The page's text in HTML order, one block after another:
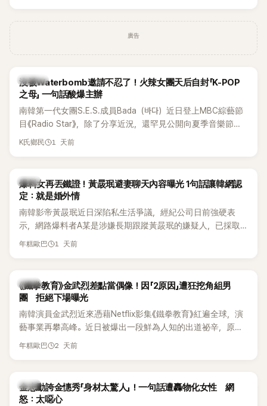
惠也毫不閃躲，淡定接招，兩人鬥嘴默契十足。 話題接著一路
延燒到過去的爭議。李瑞鎮脫口補刀：「妳以前不是還在游泳池
當年情況，李智惠終於鬆口坦言，當時確實被質疑動過隆胸手
術。她回憶：「拍了比基尼照片之後，就開始被說是不是去隆乳
了。」為了澄清誤會，她只好親自站出來說清楚。 李智惠進一步
解釋，當時隆胸手術幾乎只有「腋下切開」一種方式，「所以我就
想，既然一直說我有做，那我乾脆把腋下給大家看，證明我根
召開了一場泳裝記者招待會。當時她穿著比基尼站在一排攝影
機前，面對媒體擺出各種姿勢，畫面至今仍被網友津津樂道。
這段為平息爭議、直接公開腋下畫面自證清白的往事再度被提
起，節目現場立刻充滿驚呼聲與笑聲，也再次讓人見識到她面
對流言時「豁出去」的直率性格。其實她過去也曾在 SBS 節目
《脫掉鞋子恢單4Men》 中，親自公開那張當年引發話題的「腋下
員身分出道，該團在 2000 年代初期紅極一時，由李智惠、徐
智英兩位女成員，以及張錫炫、Chris Kim 兩位男成員組成。不
過後來爆出長達四年的團內霸凌風波，甚至傳出徐智英母親對
李智惠言語辱罵、動手等爭議，最終團體於 2002 年解散。 團
體解散後，李智惠轉型 solo，靠著綜藝與歌唱實力持續活躍演
藝圈。據悉，她當年能加入 S#arp，也與 李尚敏 的賞識有關。
感情方面，李智惠於 2017 年與圈外男友結婚，婚後育有兩個
目，她經營的 YouTube 頻道也即將突破百萬訂閱，近年內容深
受網友喜愛，再度迎來事業第二春。
廣告
K-POP
沒被Waterbomb邀請不忍了！火辣女團天后自封「K-POP
之母」 一句話酸爆主辦
南韓第一代女團S.E.S.成員Bada（바다）近日登上MBC綜藝節
目《Radio Star》，除了分享近況，還罕見公開向夏季音樂節
Waterbomb喊話，笑稱自己至今從未受邀演出，更幽默表示：
K氏鄉民 1 天前
韓星
爆料女再丟鐵證！黃晸珉避妻聊天內容曝光 1句話讓韓網認
定：就是婚外情
南韓影帝黃晸珉近日深陷私生活爭議，經紀公司日前強硬表
示，網路爆料者A某是涉嫌長期跟蹤黃晸珉的嫌疑人，已採取
法律行動。不過，A某並未因此停止發聲，5日再度透過社群平
年糕歐巴 1 天前
韓星
《鐵拳教育》金武烈差點當偶像！因「2原因」遭狂挖角組男
團 拒絕下場曝光
南韓演員金武烈近來憑藉Netflix影集《鐵拳教育》紅遍全球，演
藝事業再攀高峰。近日被爆出一段鮮為人知的出道祕辛，原來
他當年差點不是以演員身分出道，而是成為男團偶像的一員。
年糕歐巴 2 天前
韓星
金志勳誇金憓秀「身材太驚人」！一句話遭轟物化女性 網
怒：太噁心